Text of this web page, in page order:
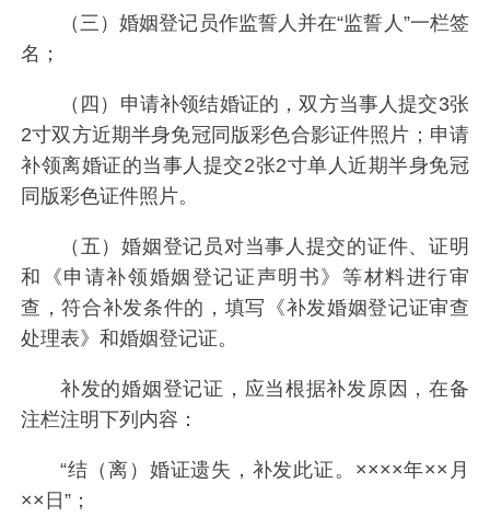
（三）婚姻登记员作监誓人并在“监誓人”一栏签
名；
（四）申请补领结婚证的，双方当事人提交3张
2寸双方近期半身免冠同版彩色合影证件照片；申请
补领离婚证的当事人提交2张2寸单人近期半身免冠
同版彩色证件照片。
（五）婚姻登记员对当事人提交的证件、证明
和《申请补领婚姻登记证声明书》等材料进行审
查，符合补发条件的，填写《补发婚姻登记证审查
处理表》和婚姻登记证。
补发的婚姻登记证，应当根据补发原因，在备
注栏注明下列内容：
“结（离）婚证遗失，补发此证。××××年××月
××日”；